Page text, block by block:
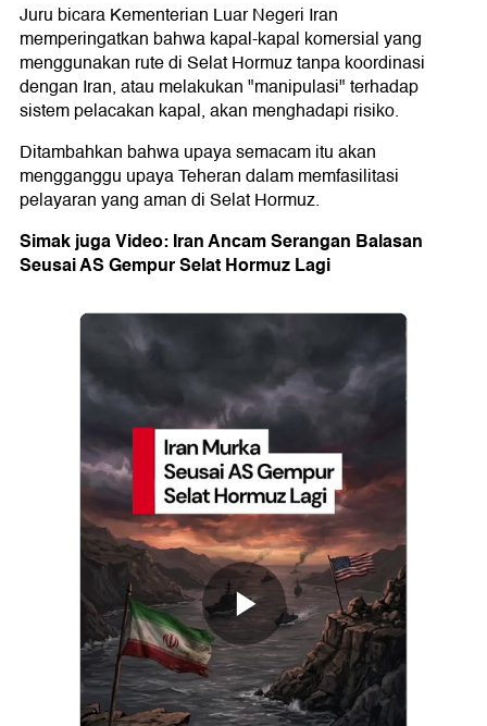
Juru bicara Kementerian Luar Negeri Iran
memperingatkan bahwa kapal-kapal komersial yang
menggunakan rute di Selat Hormuz tanpa koordinasi
dengan Iran, atau melakukan "manipulasi" terhadap
sistem pelacakan kapal, akan menghadapi risiko.
Ditambahkan bahwa upaya semacam itu akan
mengganggu upaya Teheran dalam memfasilitasi
pelayaran yang aman di Selat Hormuz.
Simak juga Video: Iran Ancam Serangan Balasan
Seusai AS Gempur Selat Hormuz Lagi